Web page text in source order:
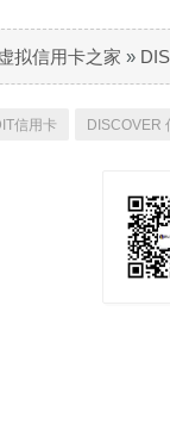
虚拟信用卡之家 »
信用卡 DISCOVER